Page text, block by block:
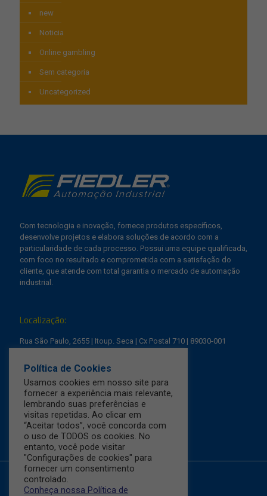
new
Noticia
Online gambling
Sem categoria
Uncategorized
Com tecnologia e inovação, fornece produtos específicos,
desenvolve projetos e elabora soluções de acordo com a
particularidade de cada processo. Possui uma equipe qualificada,
com foco no resultado e comprometida com a satisfação do
cliente, que atende com total garantia o mercado de automação
industrial.
Localização:
Rua São Paulo, 2655 | Itoup. Seca | Cx Postal 710 | 89030-001
Fone: +55 (47) 3144 5000
E-mail: automacao@fiedler.com.br
Política de Privacidade
Política de Cookies
Usamos cookies em nosso site para
fornecer a experiência mais relevante,
lembrando suas preferências e
visitas repetidas. Ao clicar em
“Aceitar todos”, você concorda com
o uso de TODOS os cookies. No
entanto, você pode visitar
"Configurações de cookies" para
fornecer um consentimento
controlado.
Conheça nossa Política de